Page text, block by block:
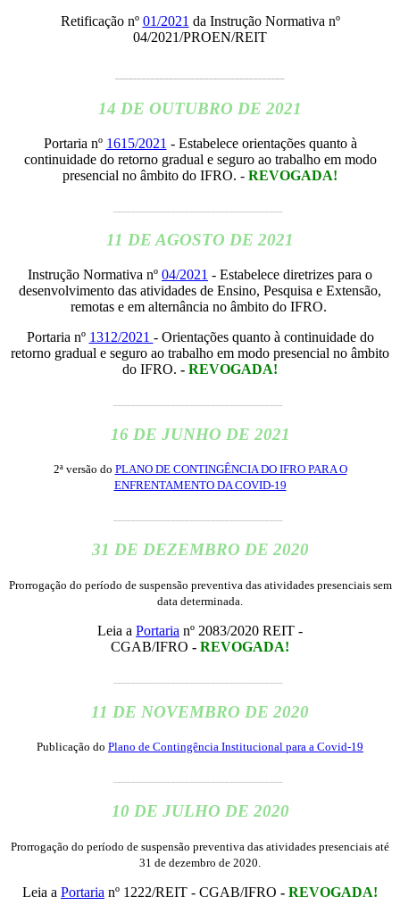
Retificação nº 01/2021 da Instrução Normativa nº
04/2021/PROEN/REIT
14 DE OUTUBRO DE 2021
Portaria nº 1615/2021 - Estabelece orientações quanto à
continuidade do retorno gradual e seguro ao trabalho em modo
presencial no âmbito do IFRO. - REVOGADA!
11 DE AGOSTO DE 2021
Instrução Normativa nº 04/2021 - Estabelece diretrizes para o
desenvolvimento das atividades de Ensino, Pesquisa e Extensão,
remotas e em alternância no âmbito do IFRO.
Portaria nº 1312/2021 - Orientações quanto à continuidade do
retorno gradual e seguro ao trabalho em modo presencial no âmbito
do IFRO. - REVOGADA!
16 DE JUNHO DE 2021
2ª versão do PLANO DE CONTINGÊNCIA DO IFRO PARA O
ENFRENTAMENTO DA COVID-19
31 DE DEZEMBRO DE 2020
Prorrogação do período de suspensão preventiva das atividades presenciais sem
data determinada.
Leia a Portaria nº 2083/2020 REIT -
CGAB/IFRO - REVOGADA!
11 DE NOVEMBRO DE 2020
Publicação do Plano de Contingência Institucional para a Covid-19
10 DE JULHO DE 2020
Prorrogação do período de suspensão preventiva das atividades presenciais até
31 de dezembro de 2020.
Leia a Portaria nº 1222/REIT - CGAB/IFRO - REVOGADA!